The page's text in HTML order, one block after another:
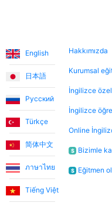
Platform, tek
inanılmaz sıcakkanlı.
yararlanarak farklı
Dersler, öğretmen-
havasında geçiyor.
Ece T.
Emma, kızıma
öğretiyor. Her zaman
hale getiriyor. Bu
English
日本語
Русский
Türkçe
简体中文
ภาษาไทย
Tiếng Việt
Hakkımızda
Kurumsal
İngilizce
İngilizce
Online
$ Bizimle
$ Eğitmen ol